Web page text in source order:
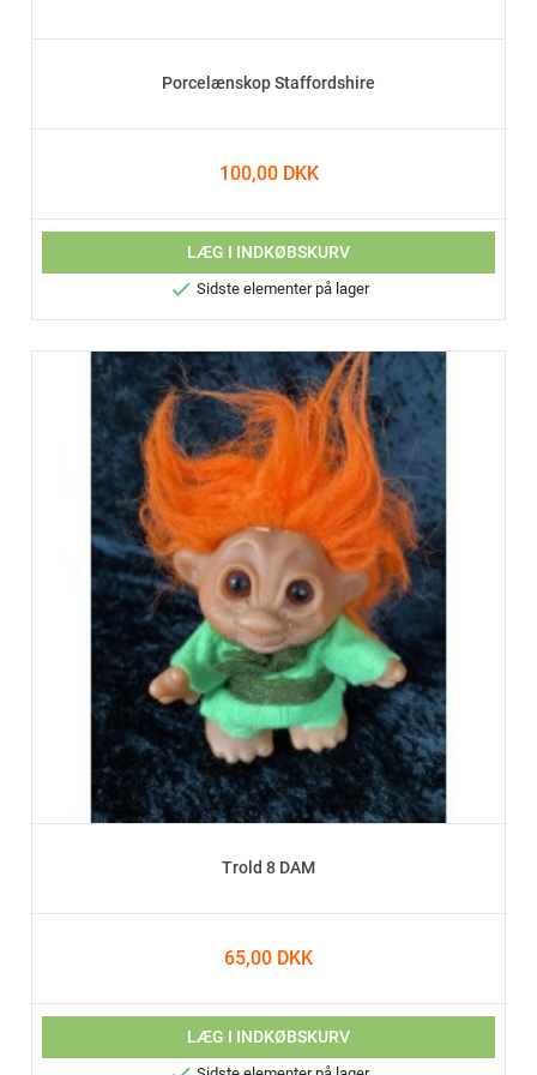
Porcelænskop Staffordshire
100,00 DKK
LÆG I INDKØBSKURV
 Sidste elementer på lager
Trold 8 DAM
65,00 DKK
LÆG I INDKØBSKURV